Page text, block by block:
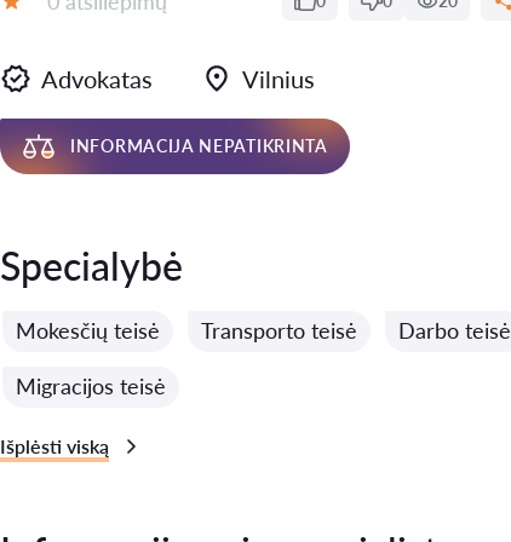
Advokatas Vilnius
INFORMACIJA NEPATIKRINTA
Specialybė
Mokesčių teisė Transporto teisė Darbo teisė
Migracijos teisė
Išplėsti viską